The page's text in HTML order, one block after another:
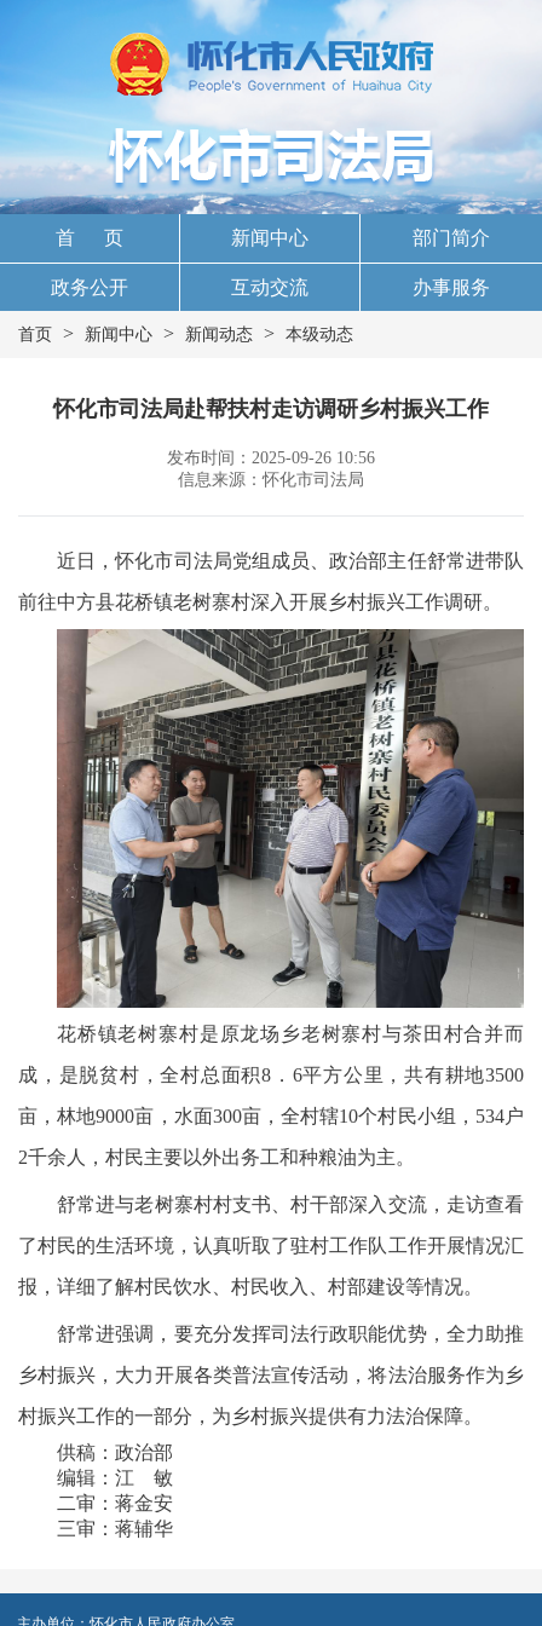
首 页 新闻中心 部门简介
政务公开 互动交流 办事服务
首页 > 新闻中心 > 新闻动态 > 本级动态
怀化市司法局赴帮扶村走访调研乡村振兴工作
发布时间：2025-09-26 10:56
信息来源：怀化市司法局
近日，怀化市司法局党组成员、政治部主任舒常进带队
前往中方县花桥镇老树寨村深入开展乡村振兴工作调研。
花桥镇老树寨村是原龙场乡老树寨村与茶田村合并而
成，是脱贫村，全村总面积8．6平方公里，共有耕地3500
亩，林地9000亩，水面300亩，全村辖10个村民小组，534户
2千余人，村民主要以外出务工和种粮油为主。
舒常进与老树寨村村支书、村干部深入交流，走访查看
了村民的生活环境，认真听取了驻村工作队工作开展情况汇
报，详细了解村民饮水、村民收入、村部建设等情况。
舒常进强调，要充分发挥司法行政职能优势，全力助推
乡村振兴，大力开展各类普法宣传活动，将法治服务作为乡
村振兴工作的一部分，为乡村振兴提供有力法治保障。
供稿：政治部
编辑：江 敏
二审：蒋金安
三审：蒋辅华